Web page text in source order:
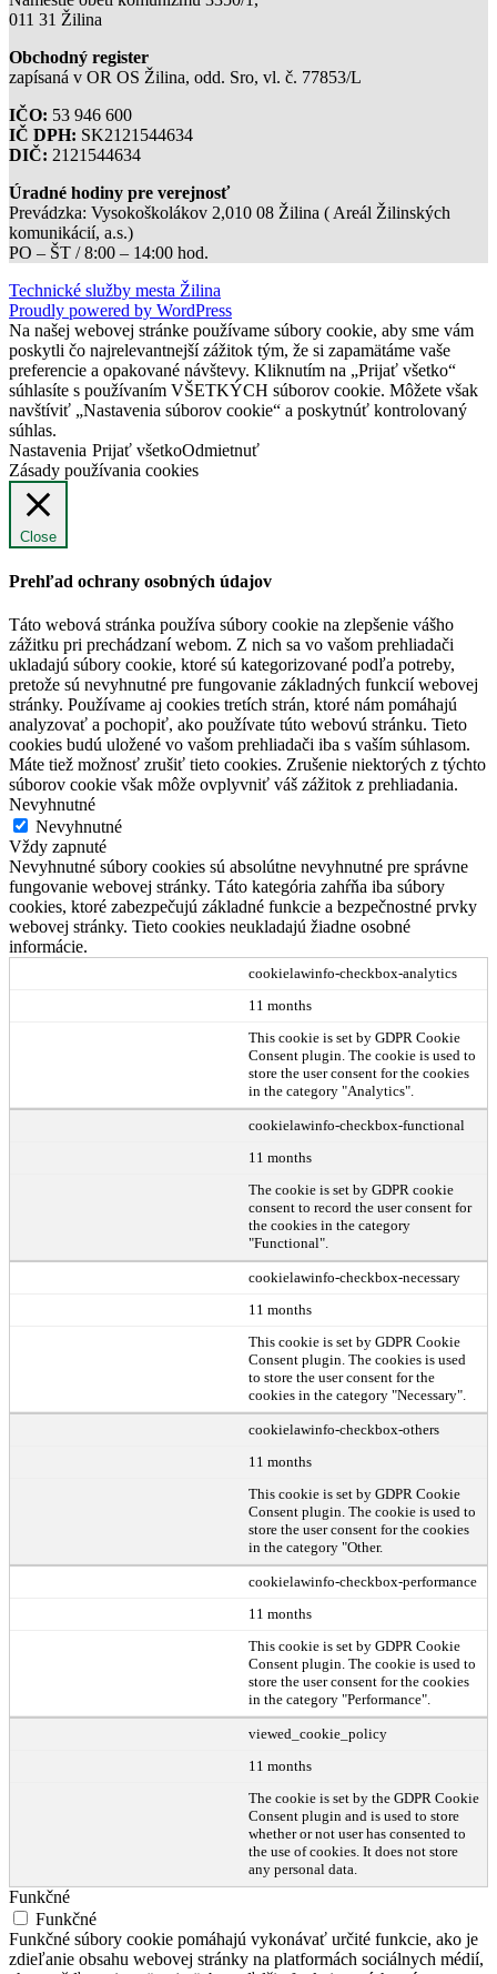
011 31 Žilina
Obchodný register
zapísaná v OR OS Žilina, odd. Sro, vl. č. 77853/L
IČO: 53 946 600
IČ DPH: SK2121544634
DIČ: 2121544634
Úradné hodiny pre verejnosť
Prevádzka: Vysokoškolákov 2,010 08 Žilina ( Areál Žilinských
komunikácií, a.s.)
PO – ŠT / 8:00 – 14:00 hod.
Technické služby mesta Žilina
Proudly powered by WordPress
Na našej webovej stránke používame súbory cookie, aby sme vám
poskytli čo najrelevantnejší zážitok tým, že si zapamätáme vaše
preferencie a opakované návštevy. Kliknutím na „Prijať všetko“
súhlasíte s používaním VŠETKÝCH súborov cookie. Môžete však
navštíviť „Nastavenia súborov cookie“ a poskytnúť kontrolovaný
súhlas.
Nastavenia Prijať všetkoOdmietnuť
Zásady používania cookies
Close
Prehľad ochrany osobných údajov
Táto webová stránka používa súbory cookie na zlepšenie vášho
zážitku pri prechádzaní webom. Z nich sa vo vašom prehliadači
ukladajú súbory cookie, ktoré sú kategorizované podľa potreby,
pretože sú nevyhnutné pre fungovanie základných funkcií webovej
stránky. Používame aj cookies tretích strán, ktoré nám pomáhajú
analyzovať a pochopiť, ako používate túto webovú stránku. Tieto
cookies budú uložené vo vašom prehliadači iba s vaším súhlasom.
Máte tiež možnosť zrušiť tieto cookies. Zrušenie niektorých z týchto
súborov cookie však môže ovplyvniť váš zážitok z prehliadania.
Nevyhnutné
Nevyhnutné
Vždy zapnuté
Nevyhnutné súbory cookies sú absolútne nevyhnutné pre správne
fungovanie webovej stránky. Táto kategória zahŕňa iba súbory
cookies, ktoré zabezpečujú základné funkcie a bezpečnostné prvky
webovej stránky. Tieto cookies neukladajú žiadne osobné
informácie.
cookielawinfo-checkbox-analytics
11 months
This cookie is set by GDPR Cookie
Consent plugin. The cookie is used to
store the user consent for the cookies
in the category "Analytics".
cookielawinfo-checkbox-functional
11 months
The cookie is set by GDPR cookie
consent to record the user consent for
the cookies in the category
"Functional".
cookielawinfo-checkbox-necessary
11 months
This cookie is set by GDPR Cookie
Consent plugin. The cookies is used
to store the user consent for the
cookies in the category "Necessary".
cookielawinfo-checkbox-others
11 months
This cookie is set by GDPR Cookie
Consent plugin. The cookie is used to
store the user consent for the cookies
in the category "Other.
cookielawinfo-checkbox-performance
11 months
This cookie is set by GDPR Cookie
Consent plugin. The cookie is used to
store the user consent for the cookies
in the category "Performance".
viewed_cookie_policy
11 months
The cookie is set by the GDPR Cookie
Consent plugin and is used to store
whether or not user has consented to
the use of cookies. It does not store
any personal data.
Funkčné
Funkčné
Funkčné súbory cookie pomáhajú vykonávať určité funkcie, ako je
zdieľanie obsahu webovej stránky na platformách sociálnych médií,